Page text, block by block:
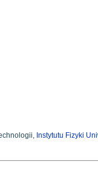
Instytutu Fizyki